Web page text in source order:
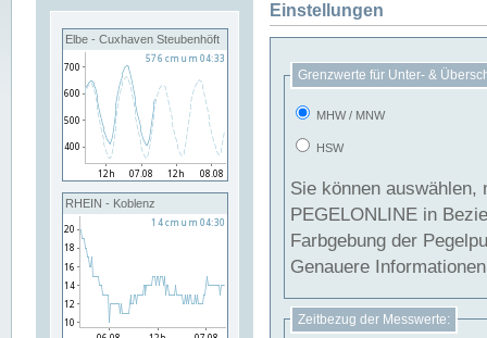
Elbe - Cuxhaven Steubenhöft
RHEIN - Koblenz
Einstellungen
Grenzwerte für Unter- &
MHW / MNW
HSW
Sie können
PEGELONLINE in Beziehung
Farbgebung der
Genauere
Zeitbezug der Messwerte: